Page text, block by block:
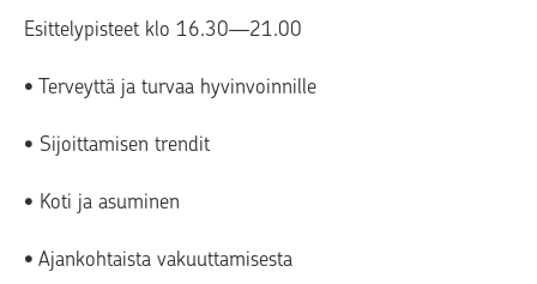
Esittelypisteet klo 16.30—21.00
• Terveyttä ja turvaa hyvinvoinnille
• Sijoittamisen trendit
• Koti ja asuminen
• Ajankohtaista vakuuttamisesta